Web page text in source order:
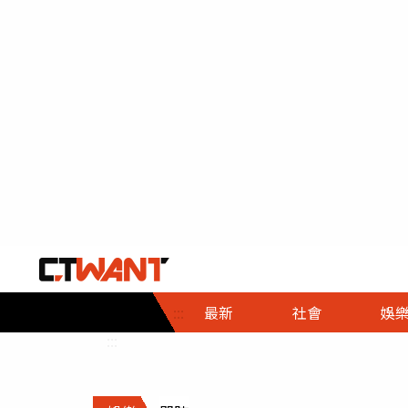
::: 最新 社會
社會首頁
時事
調查
娛樂
娛樂首頁
即時
財經首頁
熱線
政